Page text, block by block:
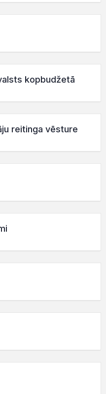
kopbudžetā
reitinga vēsture